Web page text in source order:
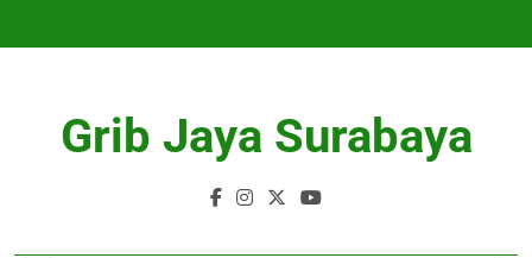
Grib Jaya Surabaya